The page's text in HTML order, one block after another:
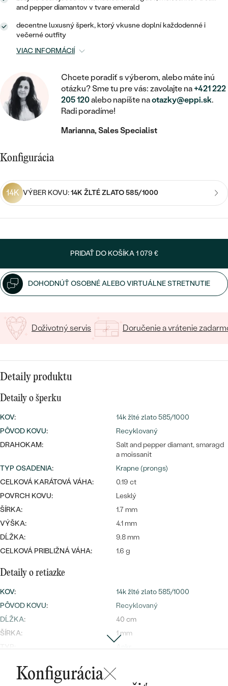
RUČNE RYTÉ
S VÝPLŇOU
SVADOBNÉ SETY
PODĽA CENY
CENOVO DOSTUPNÉ
LUXUSNÉ
Najpredávanejšie
svadobné
obrúčky
ZAČAŤ S DIAMANTOM
ZAČAŤ S LABGROWN DIAMANTOM
ZAČAŤ S FAREBNÝM DIAMANTOM
PODĽA DRAHOKAMU
DIAMANT
LAB GROWN DIAMANT
MOISSANIT
FAREBNÝ DIAMANT
ČIERNY DIAMANT
DRAHOKAM
PODĽA MATERIÁLU
PLATINA
STRIEBRO
Wave kolekcia
OBJAVIŤ
BROŠNE
PODĽA MATERIÁLU
ZLATÉ
PODĽA DRAHOKAMU
S DRAHOKAMAMI
S LAB GROWN DIAMANTMI
S PERLAMI
PODĽA ŠTÝLU
SYMBOLICKÉ
MINIMALISTICKÉ
PODĽA PRÍLEŽITOSTI
PODĽA FARBY
PODĽA TVARU DRAHOKAMU
NA MIERU
DIAMANTY
DETSKÉ
PIERCING
S DIAMANTMI
S DRAHOKAMAMI
S PERLAMI
CENOVO DOSTUPNÉ
Najpredávanejšie
náušnice
PREZRIEŤ
RETIAZKY
SO ZVIERATAMI
PODĽA DRAHOKAMU
S PERLAMI
CENOVO DOSTUPNÉ
LUXUSNÉ
Personalizované
prívesky
OBJAVIŤ
PEČATNÉ
PERSONALIZOVANÉ
PODĽA DRAHOKAMU
S DIAMANTMI
S DRAHOKAMAMI
S PERLAMI
PODĽA CENY
CENOVO DOSTUPNÉ
Najpredávanejšie
PREZRIEŤ
and pepper diamantov v tvare emerald
decentne luxusný šperk, ktorý vkusne doplní každodenné i
večerné outfity
VIAC INFORMÁCIÍ
Chcete poradiť s výberom, alebo máte inú
otázku? Sme tu pre vás: zavolajte na+421 222
205 120alebo napíšte naotazky@eppi.sk.
Radi poradíme!
Marianna, Sales Specialist
Konfigurácia
14K VÝBER KOVU:14K ŽLTÉ ZLATO 585/1000
PRIDAŤ DO KOŠÍKA1 079 €
DOHODNÚŤ OSOBNÉ ALEBO VIRTUÁLNE STRETNUTIE
Doživotný servis Doručenie a vrátenie
Detaily produktu
Detaily o šperku
KOV:
14k žlté zlato 585/1000
PÔVOD KOVU:
Recyklovaný
DRAHOKAM:
Salt and pepper diamant, smaragd
a moissanit
TYP OSADENIA:
Krapne (prongs)
CELKOVÁ KARÁTOVÁ VÁHA:
0.19 ct
POVRCH KOVU:
Lesklý
ŠÍRKA:
1.7 mm
VÝŠKA:
4.1 mm
DĹŽKA:
9.8 mm
CELKOVÁ PRIBLIŽNÁ VÁHA:
1.6 g
Detaily o retiazke
KOV:
14k žlté zlato 585/1000
PÔVOD KOVU:
Recyklovaný
DĹŽKA:
40 cm
ŠÍRKA:
1 mm
TYP:
Ankr
Detaily o osadenom drahokame
Konfigurácia